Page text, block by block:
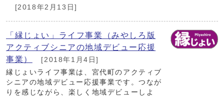
[2018年2月13日]
「縁じょい」ライフ事業（みやしろ版
アクティブシニアの地域デビュー応援
事業）
[2018年1月4日]
縁じょいライフ事業は、宮代町のアクティブ
シニアの地域デビュー応援事業です。つなが
りを感じながら、楽しく地域デビューしよ